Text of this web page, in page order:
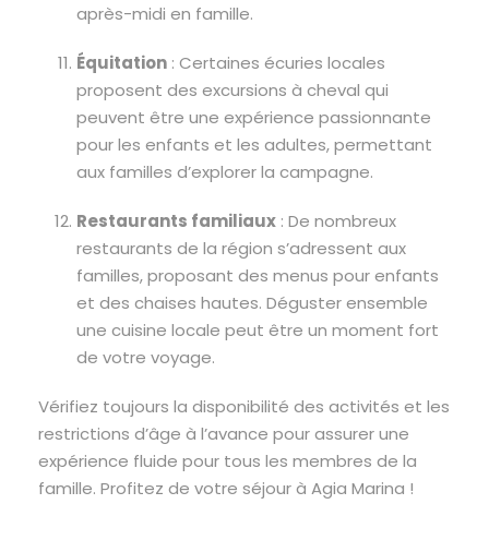
après-midi en famille.
Équitation : Certaines écuries locales
proposent des excursions à cheval qui
peuvent être une expérience passionnante
pour les enfants et les adultes, permettant
aux familles d’explorer la campagne.
Restaurants familiaux : De nombreux
restaurants de la région s’adressent aux
familles, proposant des menus pour enfants
et des chaises hautes. Déguster ensemble
une cuisine locale peut être un moment fort
de votre voyage.
Vérifiez toujours la disponibilité des activités et les
restrictions d’âge à l’avance pour assurer une
expérience fluide pour tous les membres de la
famille. Profitez de votre séjour à Agia Marina !